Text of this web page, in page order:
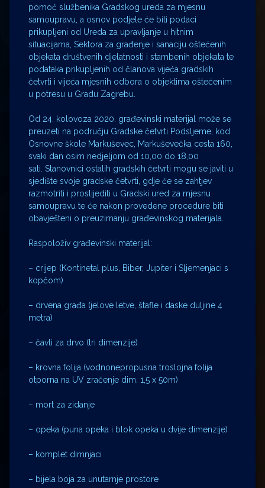
pomoć službenika Gradskog ureda za mjesnu
samoupravu, a osnov podjele će biti podaci
prikupljeni od Ureda za upravljanje u hitnim
situacijama, Sektora za građenje i sanaciju oštećenih
objekata društvenih djelatnosti i stambenih objekata te
podataka prikupljenih od članova vijeća gradskih
četvrti i vijeća mjesnih odbora o objektima oštećenim
u potresu u Gradu Zagrebu.
Od 24. kolovoza 2020. građevinski materijal može se
preuzeti na području Gradske četvrti Podsljeme, kod
Osnovne škole Markuševec, Markuševečka cesta 160,
svaki dan osim nedjeljom od 10,00 do 18,00
sati. Stanovnici ostalih gradskih četvrti mogu se javiti u
sjedište svoje gradske četvrti, gdje će se zahtjev
razmotriti i proslijediti u Gradski ured za mjesnu
samoupravu te će nakon provedene procedure biti
obavješteni o preuzimanju građevinskog materijala.
Raspoloživ građevinski materijal:
– crijep (Kontinetal plus, Biber, Jupiter i Sljemenjaci s
kopčom)
– drvena građa (jelove letve, štafle i daske duljine 4
metra)
– čavli za drvo (tri dimenzije)
– krovna folija (vodnonepropusna troslojna folija
otporna na UV zračenje dim. 1,5 x 50m)
– mort za zidanje
– opeka (puna opeka i blok opeka u dvije dimenzije)
– komplet dimnjaci
– bijela boja za unutarnje prostore